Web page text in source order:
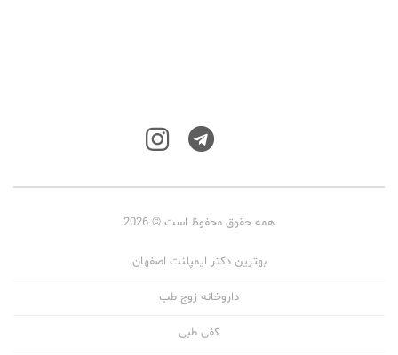
همه حقوق محفوظ است © 2026
بهترین دکتر ایمپلنت اصفهان
داروخانه زوج طب
کفی طبی